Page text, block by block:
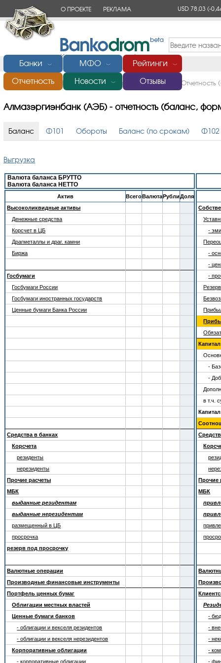
О ПРОЕКТЕ РЕКЛАМА USD 78,03(-
Банки ﹀ МФО ﹀ Рейтинги ﹀
Отчетность Новости ﹀ Отзывы
Главная/Банки России/Алмазэргиэнбанк (АЭБ)
Алмазэргиэнбанк (АЭБ) - отчетность (баланс,
Баланс Ф101 Обороты Баланс (по срокам) Ф102
Выгрузка
Валюта баланса БРУТТО
Валюта баланса НЕТТО
Aктив ВсегоВалютаРублиДоля
Высоколиквидные активы
Денежные средства
Корсчет в ЦБ
Драгметаллы и драг. камни
Биржа
Госбумаги
Госбумаги России
Госбумаги иностранных государств
Ценные бумаги Банка России
Средства в банках
Корсчета
резиденты
нерезиденты
Прочие расчеты
МБК
выданные резидентам
выданные нерезидентам
размещенный в ЦБ
просрочка
резерв под просрочку
Валютные операции
Производные финансовые инструменты
Портфель ценных бумаг
Облигации местных властей
Ценные бумаги банков
- облигации и векселя резидентов
- облигации и векселя нерезидентов
Корпоративные облигации
- корпоративные облигации
-
-
-
-
-
-
в т.ч.
Прочие
МБК
-
-
-
-
-